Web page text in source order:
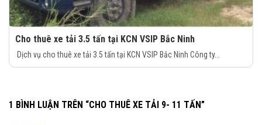
Cho thuê xe tải 3.5 tấn tại KCN VSIP Bắc Ninh
Dịch vụ cho thuê xe tải 3.5 tấn tại KCN VSIP Bắc Ninh Công ty...
1 BÌNH LUẬN TRÊN “CHO THUÊ XE TẢI 9- 11 TẤN”